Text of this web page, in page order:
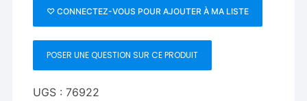
Prestige
by
Henri
Beaumont
♡ CONNECTEZ-VOUS POUR AJOUTER À MA LISTE
POSER UNE QUESTION SUR CE PRODUIT
UGS :76922